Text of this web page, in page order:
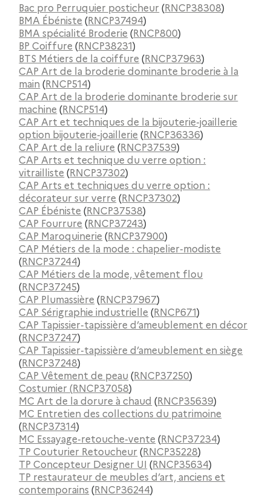
Bac pro Perruquier posticheur (RNCP38308)
BMA Ébéniste (RNCP37494)
BMA spécialité Broderie (RNCP800)
BP Coiffure (RNCP38231)
BTS Métiers de la coiffure (RNCP37963)
CAP Art de la broderie dominante broderie à la
main (RNCP514)
CAP Art de la broderie dominante broderie sur
machine (RNCP514)
CAP Art et techniques de la bijouterie-joaillerie
option bijouterie-joaillerie (RNCP36336)
CAP Art de la reliure (RNCP37539)
CAP Arts et technique du verre option :
vitrailliste (RNCP37302)
CAP Arts et techniques du verre option :
décorateur sur verre (RNCP37302)
CAP Ébéniste (RNCP37538)
CAP Fourrure (RNCP37243)
CAP Maroquinerie (RNCP37900)
CAP Métiers de la mode : chapelier-modiste
(RNCP37244)
CAP Métiers de la mode, vêtement flou
(RNCP37245)
CAP Plumassière (RNCP37967)
CAP Sérigraphie industrielle (RNCP671)
CAP Tapissier-tapissière d’ameublement en décor
(RNCP37247)
CAP Tapissier-tapissière d’ameublement en siège
(RNCP37248)
CAP Vêtement de peau (RNCP37250)
Costumier (RNCP37058)
MC Art de la dorure à chaud (RNCP35639)
MC Entretien des collections du patrimoine
(RNCP37314)
MC Essayage-retouche-vente (RNCP37234)
TP Couturier Retoucheur (RNCP35228)
TP Concepteur Designer UI (RNCP35634)
TP restaurateur de meubles d’art, anciens et
contemporains (RNCP36244)